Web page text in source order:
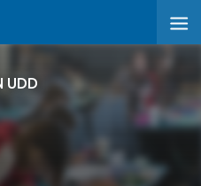
UDD
UDD